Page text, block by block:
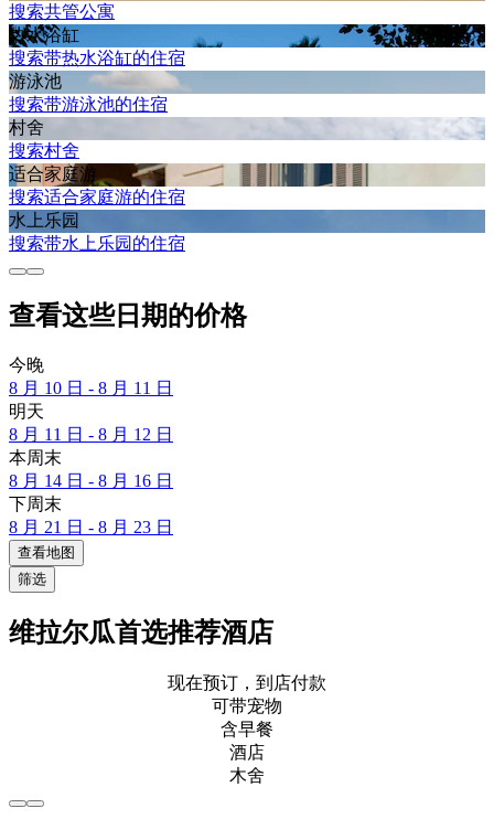
搜索共管公寓
热水浴缸
搜索带热水浴缸的住宿
游泳池
搜索带游泳池的住宿
村舍
搜索村舍
适合家庭游
搜索适合家庭游的住宿
水上乐园
搜索带水上乐园的住宿
查看这些日期的价格
今晚
8 月 10 日 - 8 月 11 日
明天
8 月 11 日 - 8 月 12 日
本周末
8 月 14 日 - 8 月 16 日
下周末
8 月 21 日 - 8 月 23 日
查看地图
筛选
维拉尔瓜首选推荐酒店
现在预订，到店付款
可带宠物
含早餐
酒店
木舍